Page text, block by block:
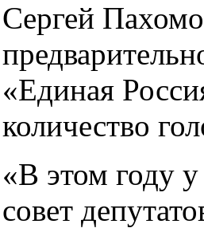
Сергей
«Единая
количество
«В этом году
совет